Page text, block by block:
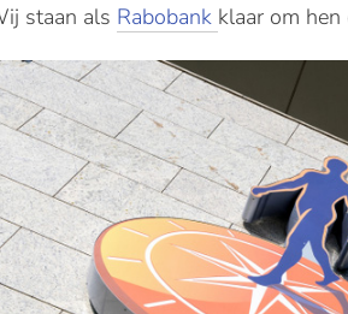
staan als Rabobank klaar om hen